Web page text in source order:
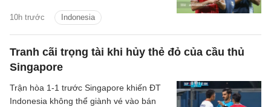
10h trước Indonesia
kể từ lần đầu tiên giải được tổ chức.
Tranh cãi trọng tài khi hủy thẻ đỏ của cầu thủ
Singapore
Trận hòa 1-1 trước Singapore khiến ĐT
Indonesia không thể giành vé vào bán